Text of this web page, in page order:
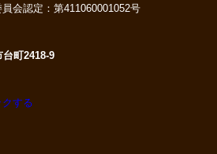
会認定：第411060001052号
町2418-9
する